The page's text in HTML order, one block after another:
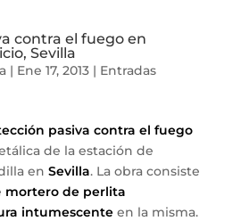
contra el fuego en
Sevilla
| Ene 17, 2013| Entradas
pasiva contra el fuego
de la estación de
en Sevilla. La obra consiste
mortero de perlita
intumescente en la misma.